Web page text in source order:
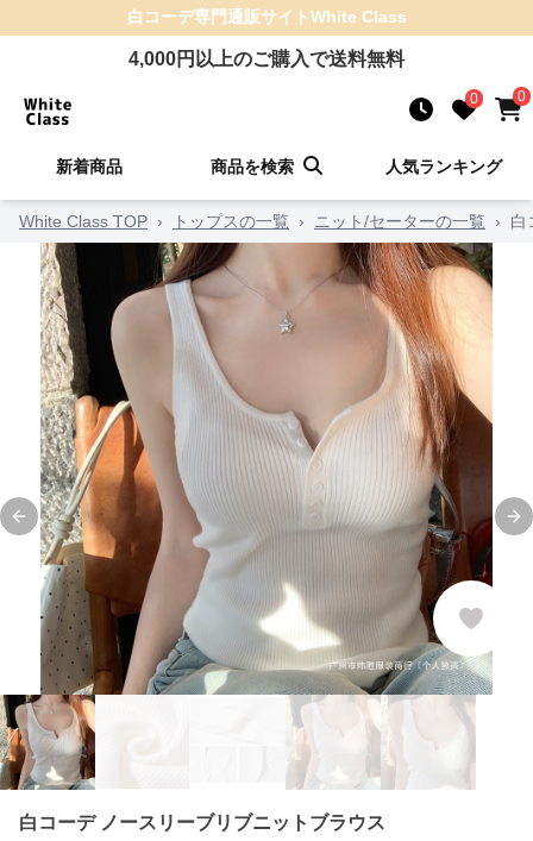
白コーデ専門通販サイトWhite Class
4,000円以上のご購入で送料無料
0 0
新着商品 商品を検索 人気ランキング
White Class TOP › トップスの一覧 › ニット/セーターの一覧 › 白
Previous slide
白コーデ ノースリーブリブニットブラウス